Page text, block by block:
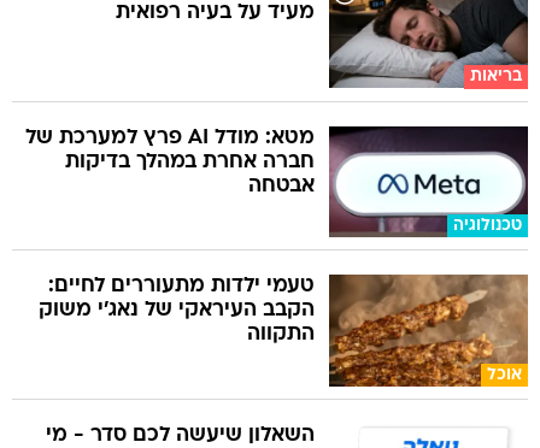
בריאות
מעיד על בעיה רפואית
טכנולוגיה
מטא: מודל AI פרץ למערכת של
חברה אחרת במהלך בדיקות
אבטחה
אוכל
טעמי ילדות מתעוררים לחיים:
הקבב העיראקי של נאג׳י משוק
התקווה
השאלון שיעשה לכם סדר - מי